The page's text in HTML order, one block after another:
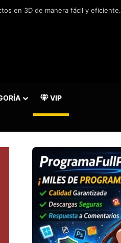
en 3D de manera fácil y eficiente.
VIP